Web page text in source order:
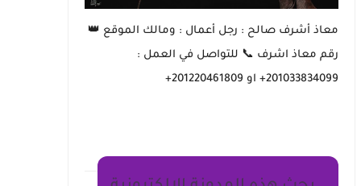
معاذ أشرف صالح : رجل أعمال : ومالك الموقع 👑
رقم معاذ اشرف 📞 للتواصل في العمل :
201033834099+ او 201220461809+